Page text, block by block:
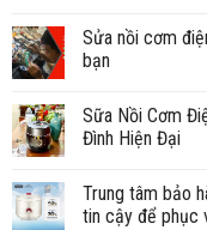
Sửa nồi cơm
bạn
Sữa Nồi Cơm
Đình Hiện Đại
Trung tâm bảo
tin cậy để phục